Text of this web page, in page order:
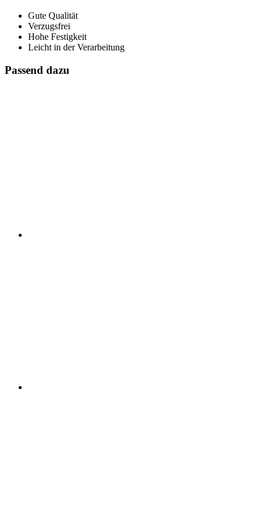
Gute Qualität
Verzugsfrei
Hohe Festigkeit
Leicht in der Verarbeitung
Passend dazu